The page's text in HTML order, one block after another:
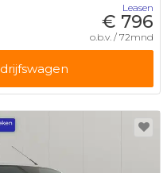
Leasen
€ 796
o.b.v. / 72mnd